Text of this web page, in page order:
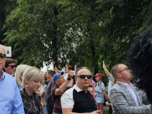
Общественное обсуждение
документов стратегического
планирования
Порядок обжалования решений и
действий органов местного
самоуправления